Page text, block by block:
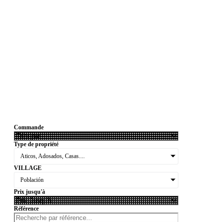
Commande
Type de propriété
Aticos, Adosados, Casas....
VILLAGE
Población
Prix jusqu'à
Référence